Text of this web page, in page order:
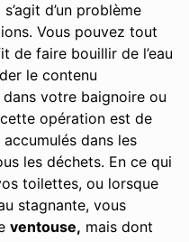
d’un problème
Vous pouvez tout
de faire bouillir de l’eau
le contenu
votre baignoire ou
opération est de
dans les
les déchets. En ce qui
toilettes, ou lorsque
stagnante, vous
ventouse, mais dont